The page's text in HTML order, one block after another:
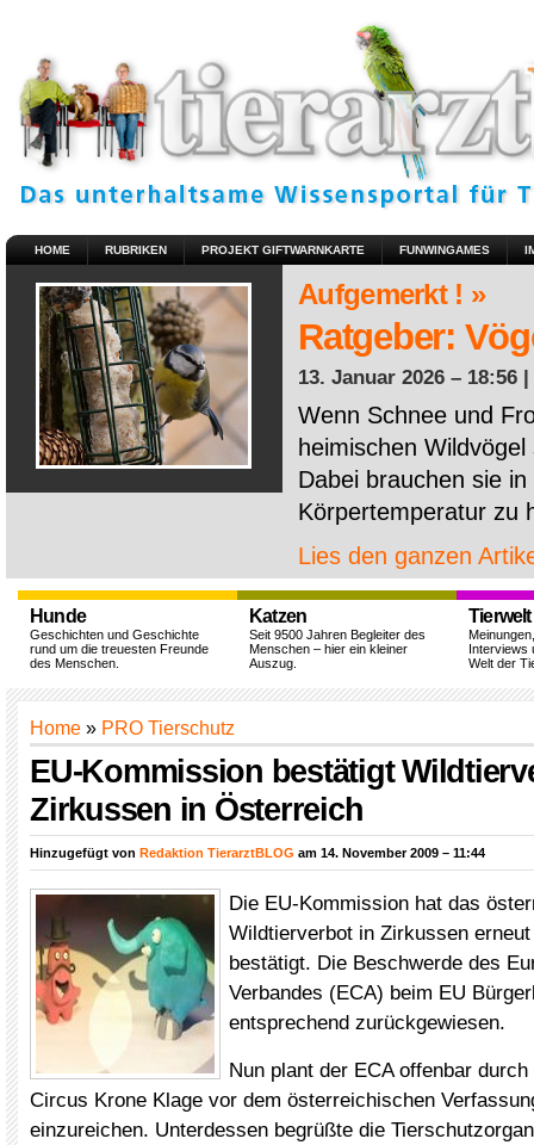
HOME RUBRIKEN PROJEKT GIFTWARNKARTE FUNWINGAMES
Aufgemerkt ! »
Ratgeber:
13. Januar 2026 – 18:56 |
Wenn Schnee und
heimischen
Dabei brauchen sie
Körpertemperatur zu
Lies den ganzen
Hunde
Geschichten und Geschichte
rund um die treuesten Freunde
des Menschen.
Katzen
Seit 9500 Jahren Begleiter des
Menschen – hier ein kleiner
Auszug.
Tierwelt
Interviews
Welt der
Home » PRO Tierschutz
EU-Kommission bestätigt
Zirkussen in Österreich
Hinzugefügt von Redaktion TierarztBLOG am 14. November 2009 – 11:44
Die EU-Kommission hat das
Wildtierverbot in Zirkussen
bestätigt. Die Beschwerde des
Verbandes (ECA) beim EU
entsprechend zurückgewiesen.
Nun plant der ECA offenbar
Circus Krone Klage vor dem österreichischen
einzureichen. Unterdessen begrüßte die